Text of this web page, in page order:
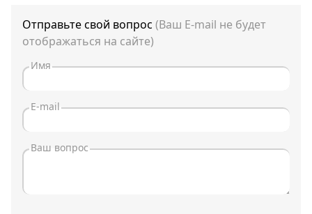
Отправьте свой вопрос (Ваш E-mail не будет
отображаться на сайте)